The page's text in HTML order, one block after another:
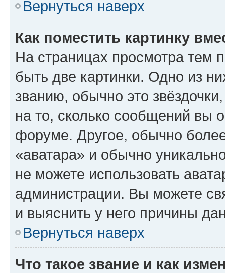
Вернуться наверх
Как поместить картинку
На страницах просмотра тем
быть две картинки. Одно из
званию, обычно это
на то, сколько сообщений вы
форуме. Другое, обычно
«аватара» и обычно
не можете использовать
администрации. Вы можете
и выяснить у него причины
Вернуться наверх
Что такое звание и как